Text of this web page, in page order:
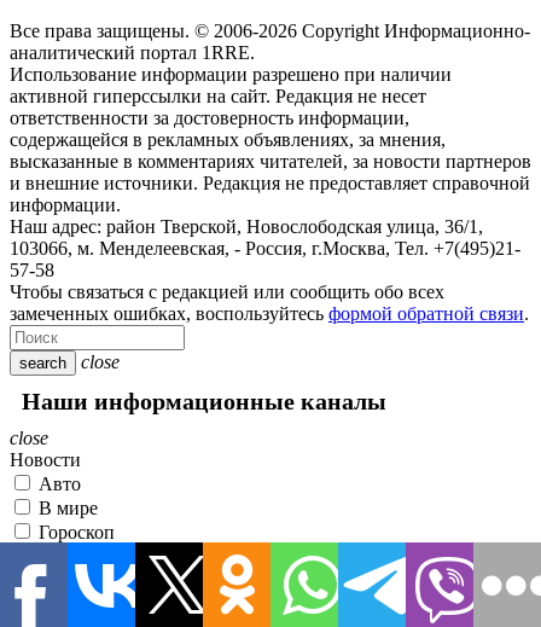
Все права защищены. © 2006-2026 Copyright Информационно-
аналитический портал 1RRE.
Использование информации разрешено при наличии
активной гиперссылки на сайт. Редакция не несет
ответственности за достоверность информации,
содержащейся в рекламных объявлениях, за мнения,
высказанные в комментариях читателей, за новости партнеров
и внешние источники. Редакция не предоставляет справочной
информации.
Наш адрес: район Тверской, Новослободская улица, 36/1 ,
103066, м. Менделеевская, - Россия, г.Москва, Тел. +7(495)21-
57-58
Чтобы связаться с редакцией или сообщить обо всех
замеченных ошибках, воспользуйтесь формой обратной связи.
search close
Наши информационные каналы
close
Новости
Авто
В мире
Гороскоп
Культура
Наука